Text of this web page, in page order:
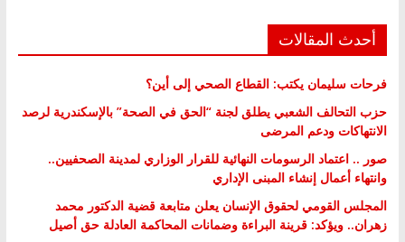
أحدث المقالات
فرحات سليمان يكتب: القطاع الصحي إلى أين؟
حزب التحالف الشعبي يطلق لجنة “الحق في الصحة” بالإسكندرية لرصد
الانتهاكات ودعم المرضى
صور .. اعتماد الرسومات النهائية للقرار الوزاري لمدينة الصحفيين..
وانتهاء أعمال إنشاء المبنى الإداري
المجلس القومي لحقوق الإنسان يعلن متابعة قضية الدكتور محمد
زهران.. ويؤكد: قرينة البراءة وضمانات المحاكمة العادلة حق أصيل